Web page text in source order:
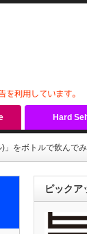
Hard
」をボトルで飲んで
ピックア